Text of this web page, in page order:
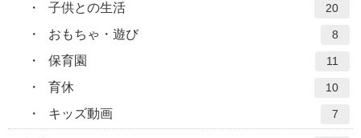
子供との生活 20
おもちゃ・遊び 8
保育園 11
育休 10
キッズ動画 7